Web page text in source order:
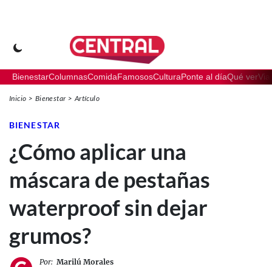
BienestarColumnasComidaFamososCulturaPonte al díaQué ver
Inicio Bienestar Artículo
BIENESTAR
¿Cómo aplicar una
máscara de pestañas
waterproof sin dejar
grumos?
Por: Marilú Morales